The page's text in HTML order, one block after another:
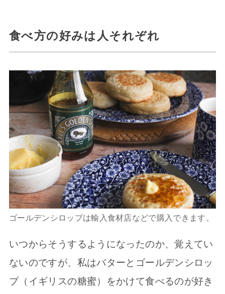
食べ方の好みは人それぞれ
ゴールデンシロップは輸入食材店などで購入できます。
いつからそうするようになったのか、覚えてい
ないのですが、私はバターとゴールデンシロッ
プ（イギリスの糖蜜）をかけて食べるのが好き